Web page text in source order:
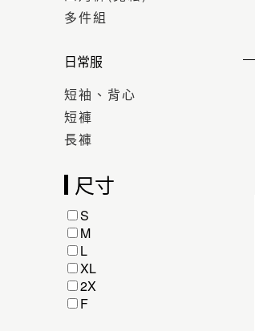
多件組
日常服
短袖、背心
短褲
長褲
尺寸
S
M
L
XL
2X
F